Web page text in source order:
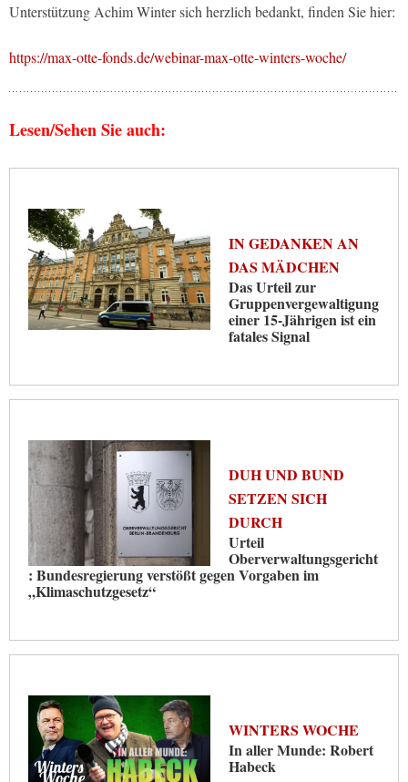
Unterstützung Achim Winter sich herzlich bedankt, finden Sie hier:
https://max-otte-fonds.de/webinar-max-otte-winters-woche/
Lesen/Sehen Sie auch:
IN GEDANKEN AN
DAS MÄDCHEN
Das Urteil zur
Gruppenvergewaltigung
einer 15-Jährigen ist ein
fatales Signal
DUH UND BUND
SETZEN SICH
DURCH
Urteil
Oberverwaltungsgericht
: Bundesregierung verstößt gegen Vorgaben im
„Klimaschutzgesetz“
WINTERS WOCHE
In aller Munde: Robert
Habeck